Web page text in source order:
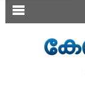
SECTIONS